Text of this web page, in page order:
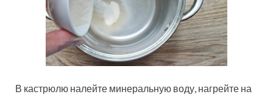
В кастрюлю налейте минеральную воду, нагрейте на